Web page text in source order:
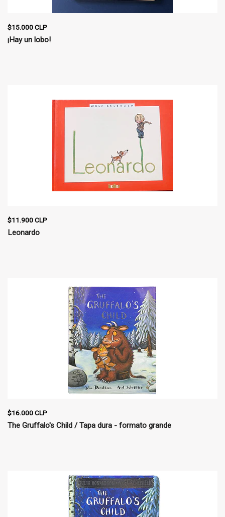
$15.000 CLP
¡Hay un lobo!
$11.900 CLP
Leonardo
$16.000 CLP
The Gruffalo's Child / Tapa dura - formato grande